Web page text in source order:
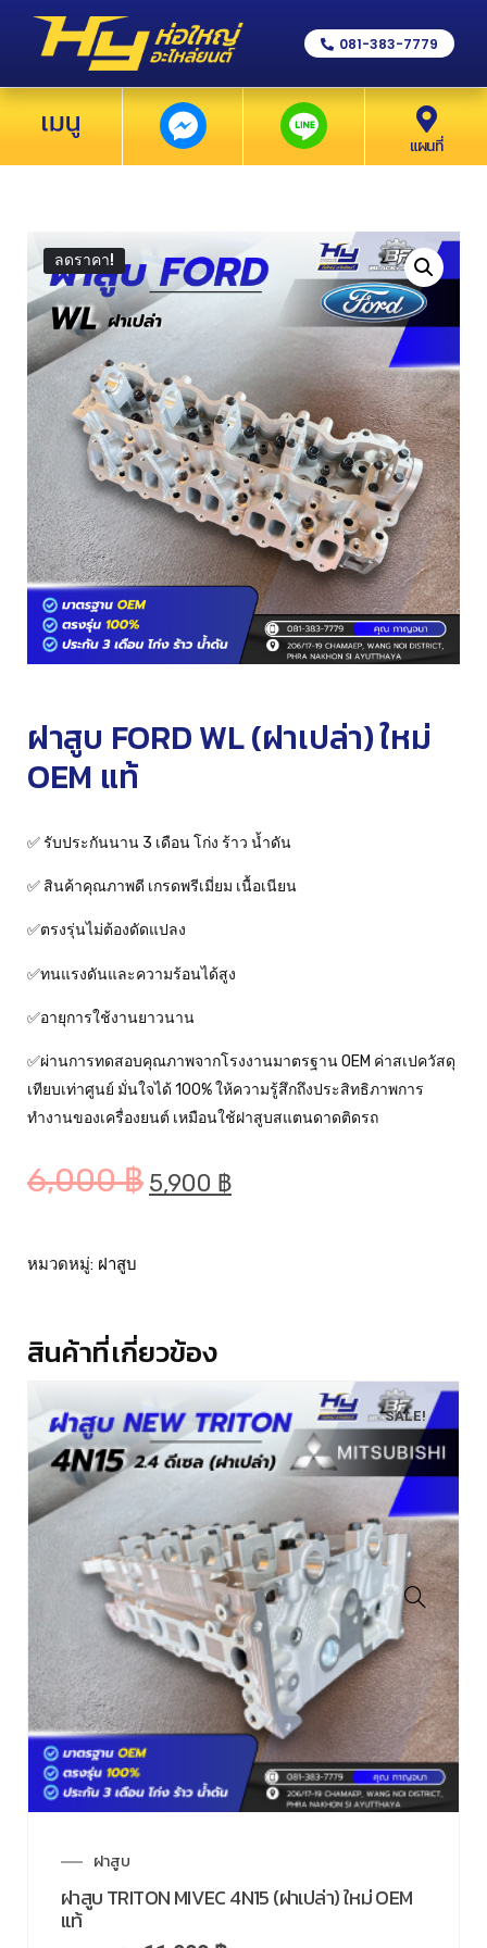
081-383-7779
แผนที่
ลดราคา!
ฝาสูบ FORD WL (ฝาเปล่า) ใหม่
OEM แท้
✅ รับประกันนาน 3 เดือน โก่ง ร้าว น้ำดัน
✅ สินค้าคุณภาพดี เกรดพรีเมี่ยม เนื้อเนียน
✅ตรงรุ่นไม่ต้องดัดแปลง
✅ทนแรงดันและความร้อนได้สูง
✅อายุการใช้งานยาวนาน
✅ผ่านการทดสอบคุณภาพจากโรงงานมาตรฐาน OEM ค่าสเปควัสดุ
เทียบเท่าศูนย์ มั่นใจได้ 100% ให้ความรู้สึกถึงประสิทธิภาพการ
ทำงานของเครื่องยนต์ เหมือนใช้ฝาสูบสแตนดาดติดรถ
6,000฿ 5,900 ฿
หมวดหมู่: ฝาสูบ
สินค้าที่เกี่ยวข้อง
SALE!
ฝาสูบ
ฝาสูบ TRITON MIVEC 4N15 (ฝาเปล่า) ใหม่ OEM
แท้